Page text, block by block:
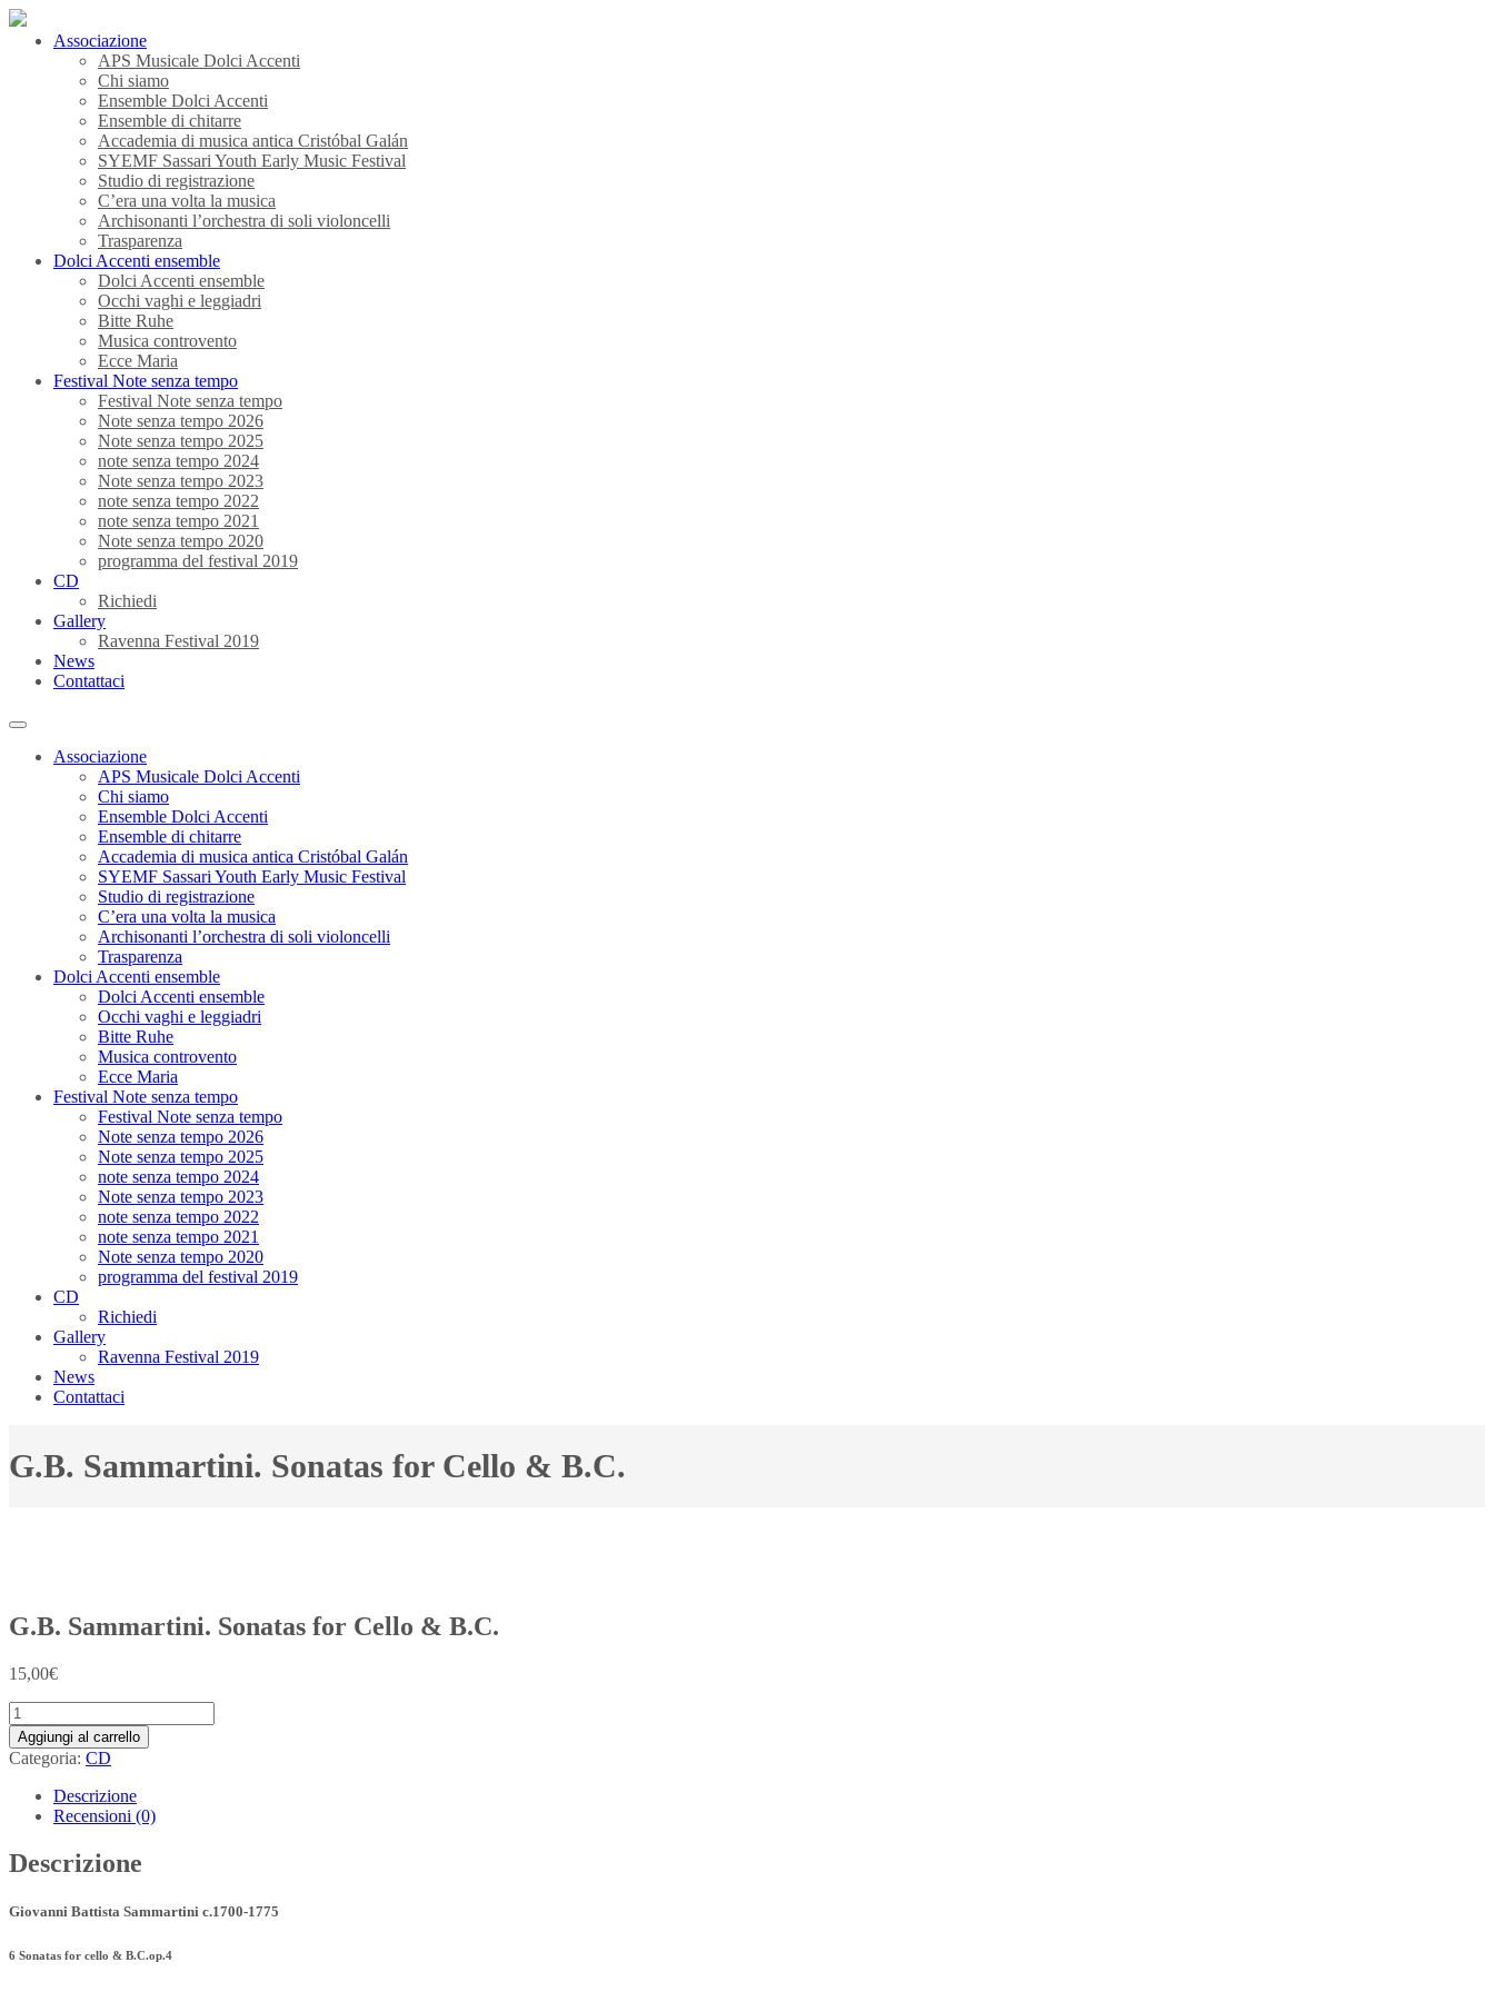
Associazione
APS Musicale Dolci Accenti
Chi siamo
Ensemble Dolci Accenti
Ensemble di chitarre
Accademia di musica antica Cristóbal Galán
SYEMF Sassari Youth Early Music Festival
Studio di registrazione
C’era una volta la musica
Archisonanti l’orchestra di soli violoncelli
Trasparenza
Dolci Accenti ensemble
Dolci Accenti ensemble
Occhi vaghi e leggiadri
Bitte Ruhe
Musica controvento
Ecce Maria
Festival Note senza tempo
Festival Note senza tempo
Note senza tempo 2026
Note senza tempo 2025
note senza tempo 2024
Note senza tempo 2023
note senza tempo 2022
note senza tempo 2021
Note senza tempo 2020
programma del festival 2019
CD
Richiedi
Gallery
Ravenna Festival 2019
News
Contattaci
Associazione
APS Musicale Dolci Accenti
Chi siamo
Ensemble Dolci Accenti
Ensemble di chitarre
Accademia di musica antica Cristóbal Galán
SYEMF Sassari Youth Early Music Festival
Studio di registrazione
C’era una volta la musica
Archisonanti l’orchestra di soli violoncelli
Trasparenza
Dolci Accenti ensemble
Dolci Accenti ensemble
Occhi vaghi e leggiadri
Bitte Ruhe
Musica controvento
Ecce Maria
Festival Note senza tempo
Festival Note senza tempo
Note senza tempo 2026
Note senza tempo 2025
note senza tempo 2024
Note senza tempo 2023
note senza tempo 2022
note senza tempo 2021
Note senza tempo 2020
programma del festival 2019
CD
Richiedi
Gallery
Ravenna Festival 2019
News
Contattaci
G.B. Sammartini. Sonatas for Cello & B.C.
G.B. Sammartini. Sonatas for Cello & B.C.
15,00€
G.B.
Sammartini.
Sonatas
for
Cello
quantità
Aggiungi al carrello
Categoria: CD
Descrizione
Recensioni (0)
Descrizione
Giovanni Battista Sammartini c.1700-1775
6 Sonatas for cello & B.C.op.4